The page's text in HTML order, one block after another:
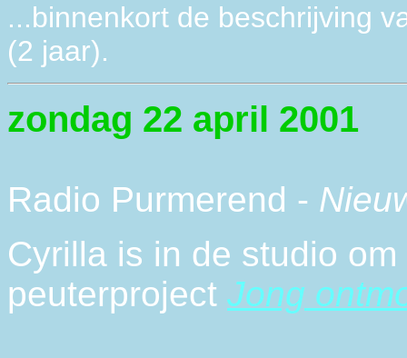
...binnenkort de beschrijving
(2 jaar).
zondag 22 april 2001
Radio Purmerend -
Cyrilla is in de studio
peuterproject Jong